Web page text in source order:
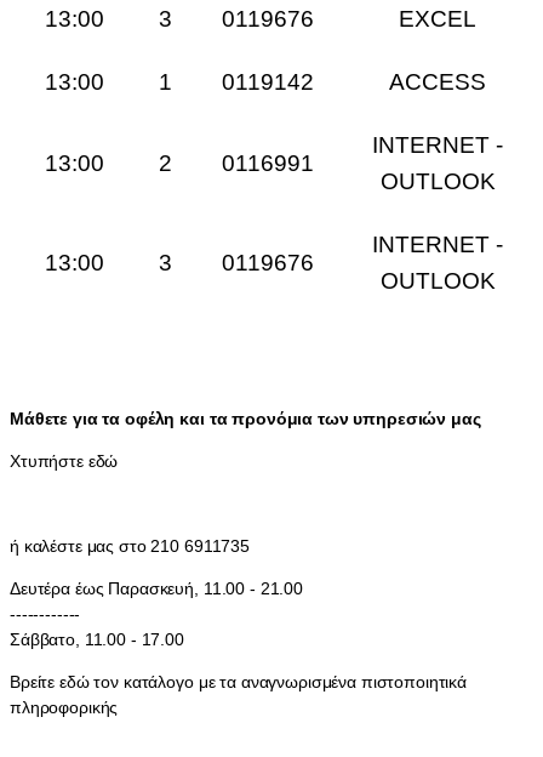
13:00 3 0119676 EXCEL
13:00 1 0119142 ACCESS
13:00 2 0116991
INTERNET -
OUTLOOK
13:00 3 0119676
INTERNET -
OUTLOOK
Μάθετε για τα οφέλη και τα προνόμια των υπηρεσιών μας
Χτυπήστε εδώ
ή καλέστε μας στο 210 6911735
Δευτέρα έως Παρασκευή, 11.00 - 21.00
------------
Σάββατο, 11.00 - 17.00
Βρείτε εδώ τον κατάλογο με τα αναγνωρισμένα πιστοποιητικά
πληροφορικής